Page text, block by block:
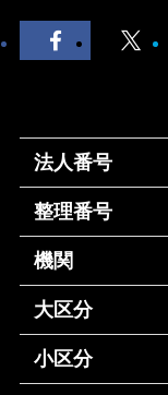
法人番号
整理番号
機関
大区分
小区分